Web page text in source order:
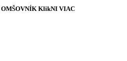
OMŠOVNÍK KlikNI VIAC